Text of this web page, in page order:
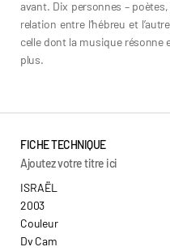
avant. Dix personnes –
relation entre l’hébreu et
celle dont la musique résonne
plus.
FICHE TECHNIQUE
Ajoutez votre titre ici
ISRAËL
2003
Couleur
Dv Cam